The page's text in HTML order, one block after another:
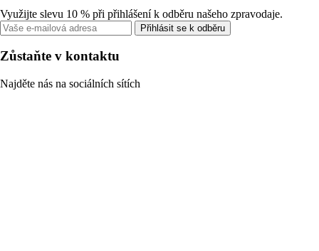
Využijte slevu 10 % při přihlášení k odběru našeho zpravodaje.
Přihlásit se k odběru
Zůstaňte v kontaktu
Najděte nás na sociálních sítích